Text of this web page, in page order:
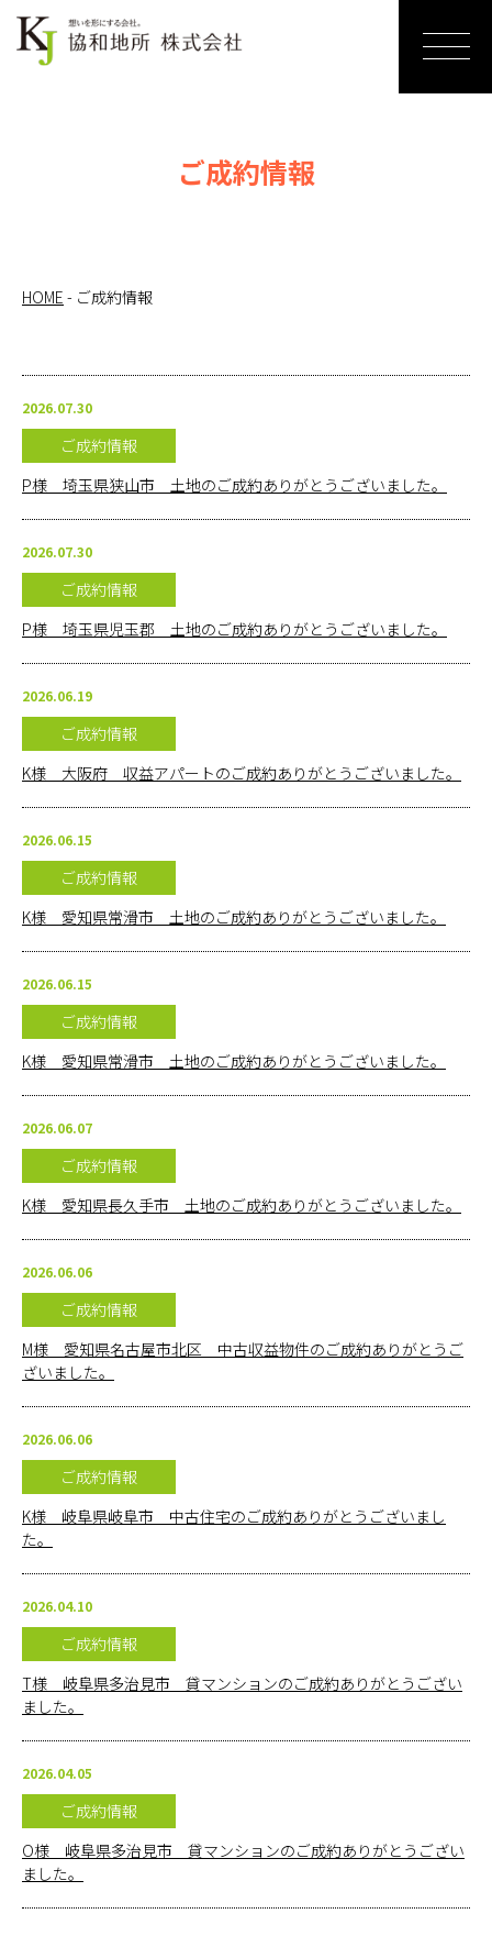
ホーム
お知らせ
オンライ
ご成約情報
HOME - ご成約情報
2026.07.30
ご成約情報
P様 埼玉県狭山市 土地のご成約ありがとうございました。
2026.07.30
ご成約情報
P様 埼玉県児玉郡 土地のご成約ありがとうございました。
2026.06.19
ご成約情報
K様 大阪府 収益アパートのご成約ありがとうございました。
2026.06.15
ご成約情報
K様 愛知県常滑市 土地のご成約ありがとうございました。
2026.06.15
ご成約情報
K様 愛知県常滑市 土地のご成約ありがとうございました。
2026.06.07
ご成約情報
K様 愛知県長久手市 土地のご成約ありがとうございました。
2026.06.06
ご成約情報
M様 愛知県名古屋市北区 中古収益物件のご成約ありがとうご
ざいました。
2026.06.06
ご成約情報
K様 岐阜県岐阜市 中古住宅のご成約ありがとうございまし
た。
2026.04.10
ご成約情報
T様 岐阜県多治見市 貸マンションのご成約ありがとうござい
ました。
2026.04.05
ご成約情報
O様 岐阜県多治見市 貸マンションのご成約ありがとうござい
ました。